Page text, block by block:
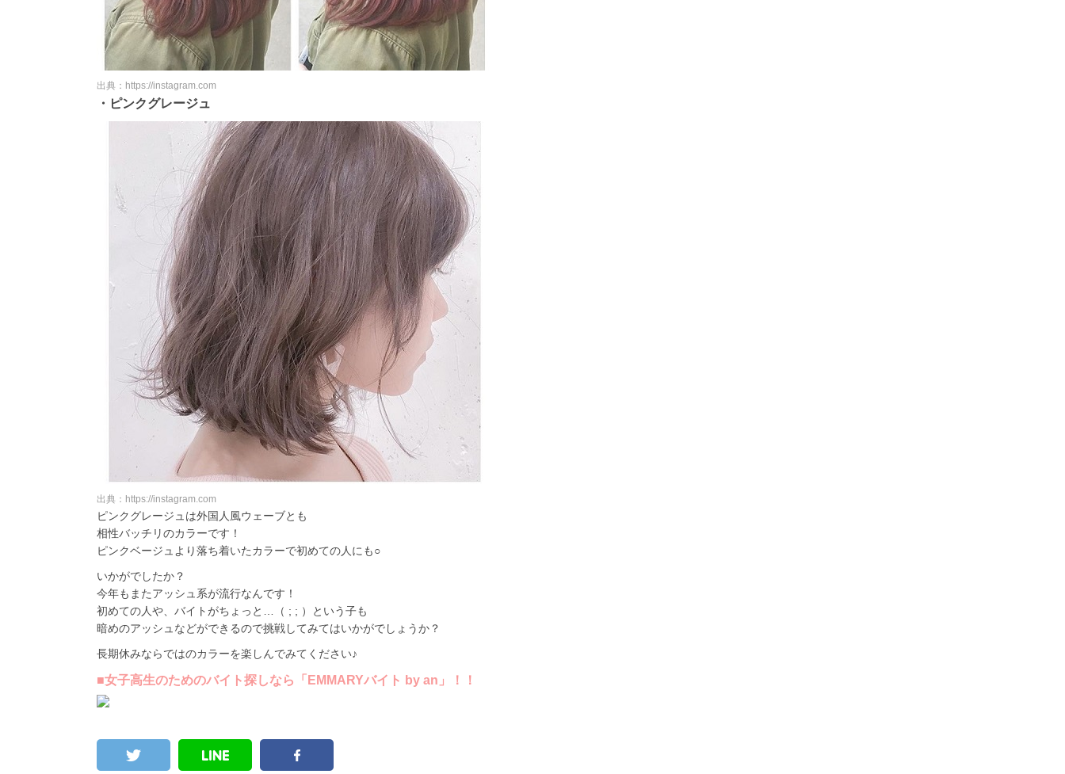
出典：https://instagram.com
・ピンクグレージュ
出典：https://instagram.com
ピンクグレージュは外国人風ウェーブとも
相性バッチリのカラーです！
ピンクベージュより落ち着いたカラーで初めての人にも○
いかがでしたか？
今年もまたアッシュ系が流行なんです！
初めての人や、バイトがちょっと…（ ; ; ）という子も
暗めのアッシュなどができるので挑戦してみてはいかがでしょうか？
長期休みならではのカラーを楽しんでみてください♪
■女子高生のためのバイト探しなら「EMMARYバイト by an」！！